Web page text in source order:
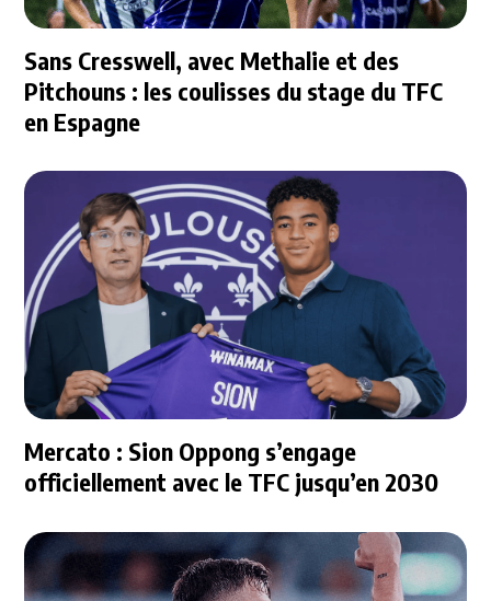
Sans Cresswell, avec Methalie et des
Pitchouns : les coulisses du stage du TFC
en Espagne
Mercato : Sion Oppong s’engage
officiellement avec le TFC jusqu’en 2030